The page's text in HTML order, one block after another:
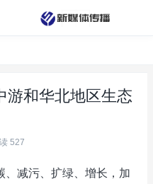
游和华北地区生态
527
、减污、扩绿、增长，加